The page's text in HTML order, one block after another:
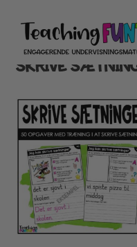
Spring
navigation
Spring
indhold
MIN KONTO
GRATISMATERIALE
BUTIK
LICENSER
SKRIVE